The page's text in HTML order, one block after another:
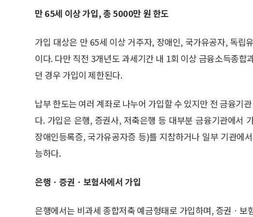
만 65세 이상 가입, 총 5000만 원 한도
가입 대상은 만 65세 이상 거주자, 장애인, 국가유공자, 독립
이다. 다만 직전 3개년도 과세기간 내 1회 이상 금융소득종
던 경우 가입이 제한된다.
납부 한도는 여러 계좌로 나누어 가입할 수 있지만 전 금융기
다. 가입은 은행, 증권사, 저축은행 등 대부분 금융기관에서
장애인등록증, 국가유공자증 등)를 지참하거나 일부 기관에
능하다.
은행ㆍ증권ㆍ보험사에서 가입
은행에서는 비과세 종합저축 예금형태로 가입하며, 증권ㆍ